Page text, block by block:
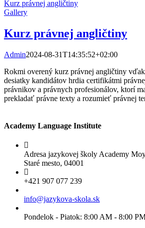
Kurz právnej angličtiny
Gallery
Kurz právnej angličtiny
Admin2024-08-31T14:35:52+02:00
Rokmi overený kurz právnej angličtiny
desiatky kandidátov hrdia certifikátmi
právnikov a právnych profesionálov, ktorí
prekladať právne texty a rozumieť právnej
Academy Language Institute
Adresa jazykovej školy Academy
Staré mesto, 04001
+421 907 077 239
info@jazykova-skola.sk
Pondelok - Piatok: 8:00 AM - 8:00